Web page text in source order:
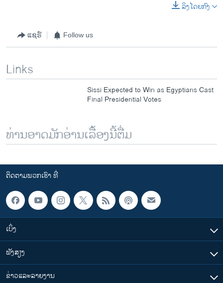
ລິງໂດຍກົງ
ແຊຣ໌ Follow us
Links
Sissi Expected to Win as Egyptians Cast
Final Presidential Votes
ທ່ານອາດມັກອ່ານເລື້ອງນີ້ຕື່ມ
ຕິດຕາມພວກເຮົາ ທີ່
ເບິ່ງ
ຟັງສຽງ
ຂ່າວແລະລາຍງານ